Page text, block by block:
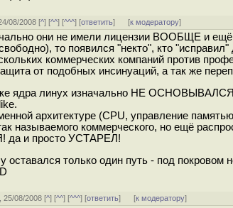
08/2008 [^] [^^] [^^^] [ответить] [к модератору]
они не имели лицензии ВООБЩЕ и
то появился "некто", кто
коммерческих компаний против
от подобных инсинуаций, а так же
ядра линух изначально НЕ
архитектуре (CPU, управление
называемого коммерческого, но ещё
и просто УСТАРЕЛ!
оставался только один путь - под
25/08/2008 [^] [^^] [^^^] [ответить] [к модератору]